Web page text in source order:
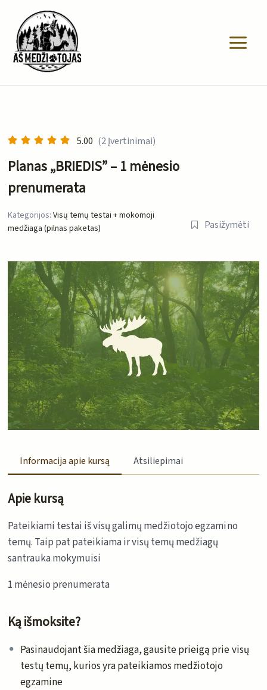
turinio
5.00 (2 Įvertinimai)
Planas „BRIEDIS” – 1 mėnesio
prenumerata
Kategorijos: Visų temų testai + mokomoji
medžiaga (pilnas paketas)
Pasižymėti
Informacija apie kursą Atsiliepimai
Apie kursą
Pateikiami testai iš visų galimų medžiotojo egzamino
temų. Taip pat pateikiama ir visų temų medžiagų
santrauka mokymuisi
1 mėnesio prenumerata
Ką išmoksite?
Pasinaudojant šia medžiaga, gausite prieigą prie visų
testų temų, kurios yra pateikiamos medžiotojo
egzamine